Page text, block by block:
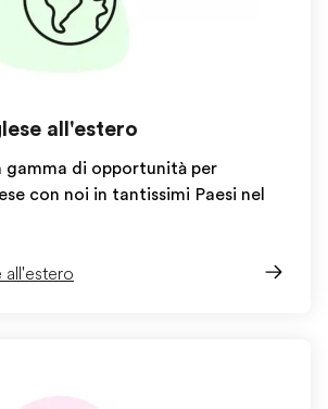
all'estero
gamma di opportunità per
con noi in tantissimi Paesi nel
all'estero